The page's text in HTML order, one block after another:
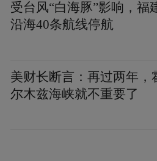
“特别声明：以上作品内容(包
频)为凤凰网旗下自媒体平台
布，本平台仅提供信息存储空间
Notice: The content above
pictures and audios if any)
by the user of Dafeng Hao,
受台风“白海豚”影响，福
沿海40条航线停航
美财长断言：再过两年，
尔木兹海峡就不重要了